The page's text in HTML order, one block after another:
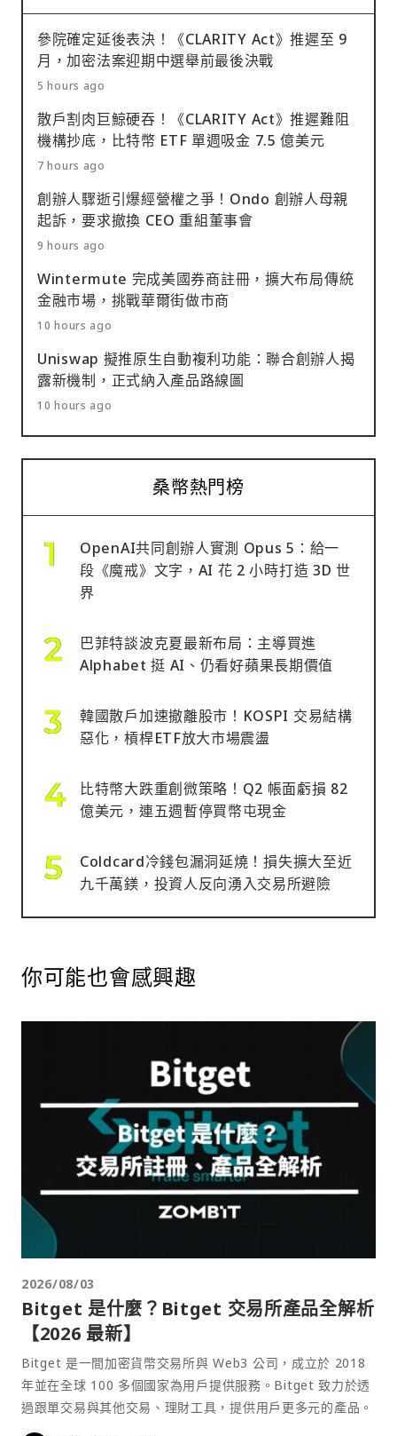
參院確定延後表決！《CLARITY Act》推遲至 9
月，加密法案迎期中選舉前最後決戰
5 hours ago
散戶割肉巨鯨硬吞！《CLARITY Act》推遲難阻
機構抄底，比特幣 ETF 單週吸金 7.5 億美元
7 hours ago
創辦人驟逝引爆經營權之爭！Ondo 創辦人母親
起訴，要求撤換 CEO 重組董事會
9 hours ago
Wintermute 完成美國券商註冊，擴大布局傳統
金融市場，挑戰華爾街做市商
10 hours ago
Uniswap 擬推原生自動複利功能：聯合創辦人揭
露新機制，正式納入產品路線圖
10 hours ago
桑幣熱門榜
OpenAI共同創辦人實測 Opus 5：給一
段《魔戒》文字，AI 花 2 小時打造 3D 世
界
巴菲特談波克夏最新布局：主導買進
Alphabet 挺 AI、仍看好蘋果長期價值
韓國散戶加速撤離股市！KOSPI 交易結構
惡化，槓桿ETF放大市場震盪
比特幣大跌重創微策略！Q2 帳面虧損 82
億美元，連五週暫停買幣屯現金
Coldcard冷錢包漏洞延燒！損失擴大至近
九千萬鎂，投資人反向湧入交易所避險
你可能也會感興趣
2026/08/03
Bitget 是什麼？Bitget 交易所產品全解析
【2026 最新】
Bitget 是一間加密貨幣交易所與 Web3 公司，成立於 2018
年並在全球 100 多個國家為用戶提供服務。Bitget 致力於透
過跟單交易與其他交易、理財工具，提供用戶更多元的產品。